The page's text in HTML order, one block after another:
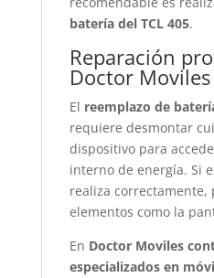
batería del TCL 405.
Reparación
Doctor Moviles
El reemplazo de
requiere desmontar
dispositivo para
interno de energía. Si
realiza correctamente,
elementos como la
En Doctor Moviles
especializados en